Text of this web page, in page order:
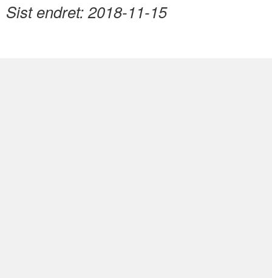
Sist endret:2018-11-15